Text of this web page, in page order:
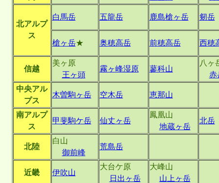
北アルプ
ス
白馬岳 五龍岳 鹿島槍ヶ岳 剱岳
槍ヶ岳★ 奥穂高岳 前穂高岳 西穂
信越
美ヶ原
王ヶ頭
霧ヶ峰湿原 蓼科山
八ヶ
赤
中央アル
プス
木曽駒ヶ岳 空木岳 恵那山
南アルプ
ス
甲斐駒ケ岳 仙丈ヶ岳
鳳凰山
地蔵ヶ岳
北岳
北陸
白山
御前峰
荒島岳
近畿 伊吹山
大台ケ原
日出ヶ岳
大峰山
山上ヶ岳